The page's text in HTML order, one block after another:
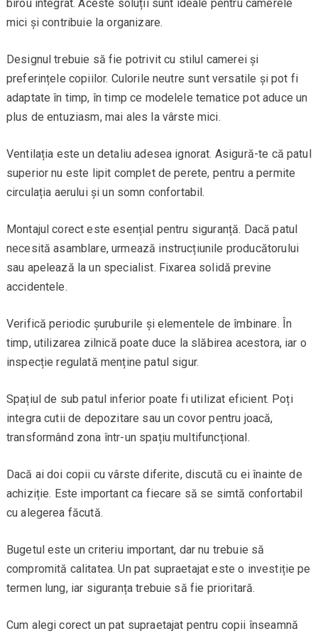
birou integrat. Aceste soluții sunt ideale pentru camerele
mici și contribuie la organizare.
Designul trebuie să fie potrivit cu stilul camerei și
preferințele copiilor. Culorile neutre sunt versatile și pot fi
adaptate în timp, în timp ce modelele tematice pot aduce un
plus de entuziasm, mai ales la vârste mici.
Ventilația este un detaliu adesea ignorat. Asigură-te că patul
superior nu este lipit complet de perete, pentru a permite
circulația aerului și un somn confortabil.
Montajul corect este esențial pentru siguranță. Dacă patul
necesită asamblare, urmează instrucțiunile producătorului
sau apelează la un specialist. Fixarea solidă previne
accidentele.
Verifică periodic șuruburile și elementele de îmbinare. În
timp, utilizarea zilnică poate duce la slăbirea acestora, iar o
inspecție regulată menține patul sigur.
Spațiul de sub patul inferior poate fi utilizat eficient. Poți
integra cutii de depozitare sau un covor pentru joacă,
transformând zona într-un spațiu multifuncțional.
Dacă ai doi copii cu vârste diferite, discută cu ei înainte de
achiziție. Este important ca fiecare să se simtă confortabil
cu alegerea făcută.
Bugetul este un criteriu important, dar nu trebuie să
compromită calitatea. Un pat supraetajat este o investiție pe
termen lung, iar siguranța trebuie să fie prioritară.
Cum alegi corect un pat supraetajat pentru copii înseamnă